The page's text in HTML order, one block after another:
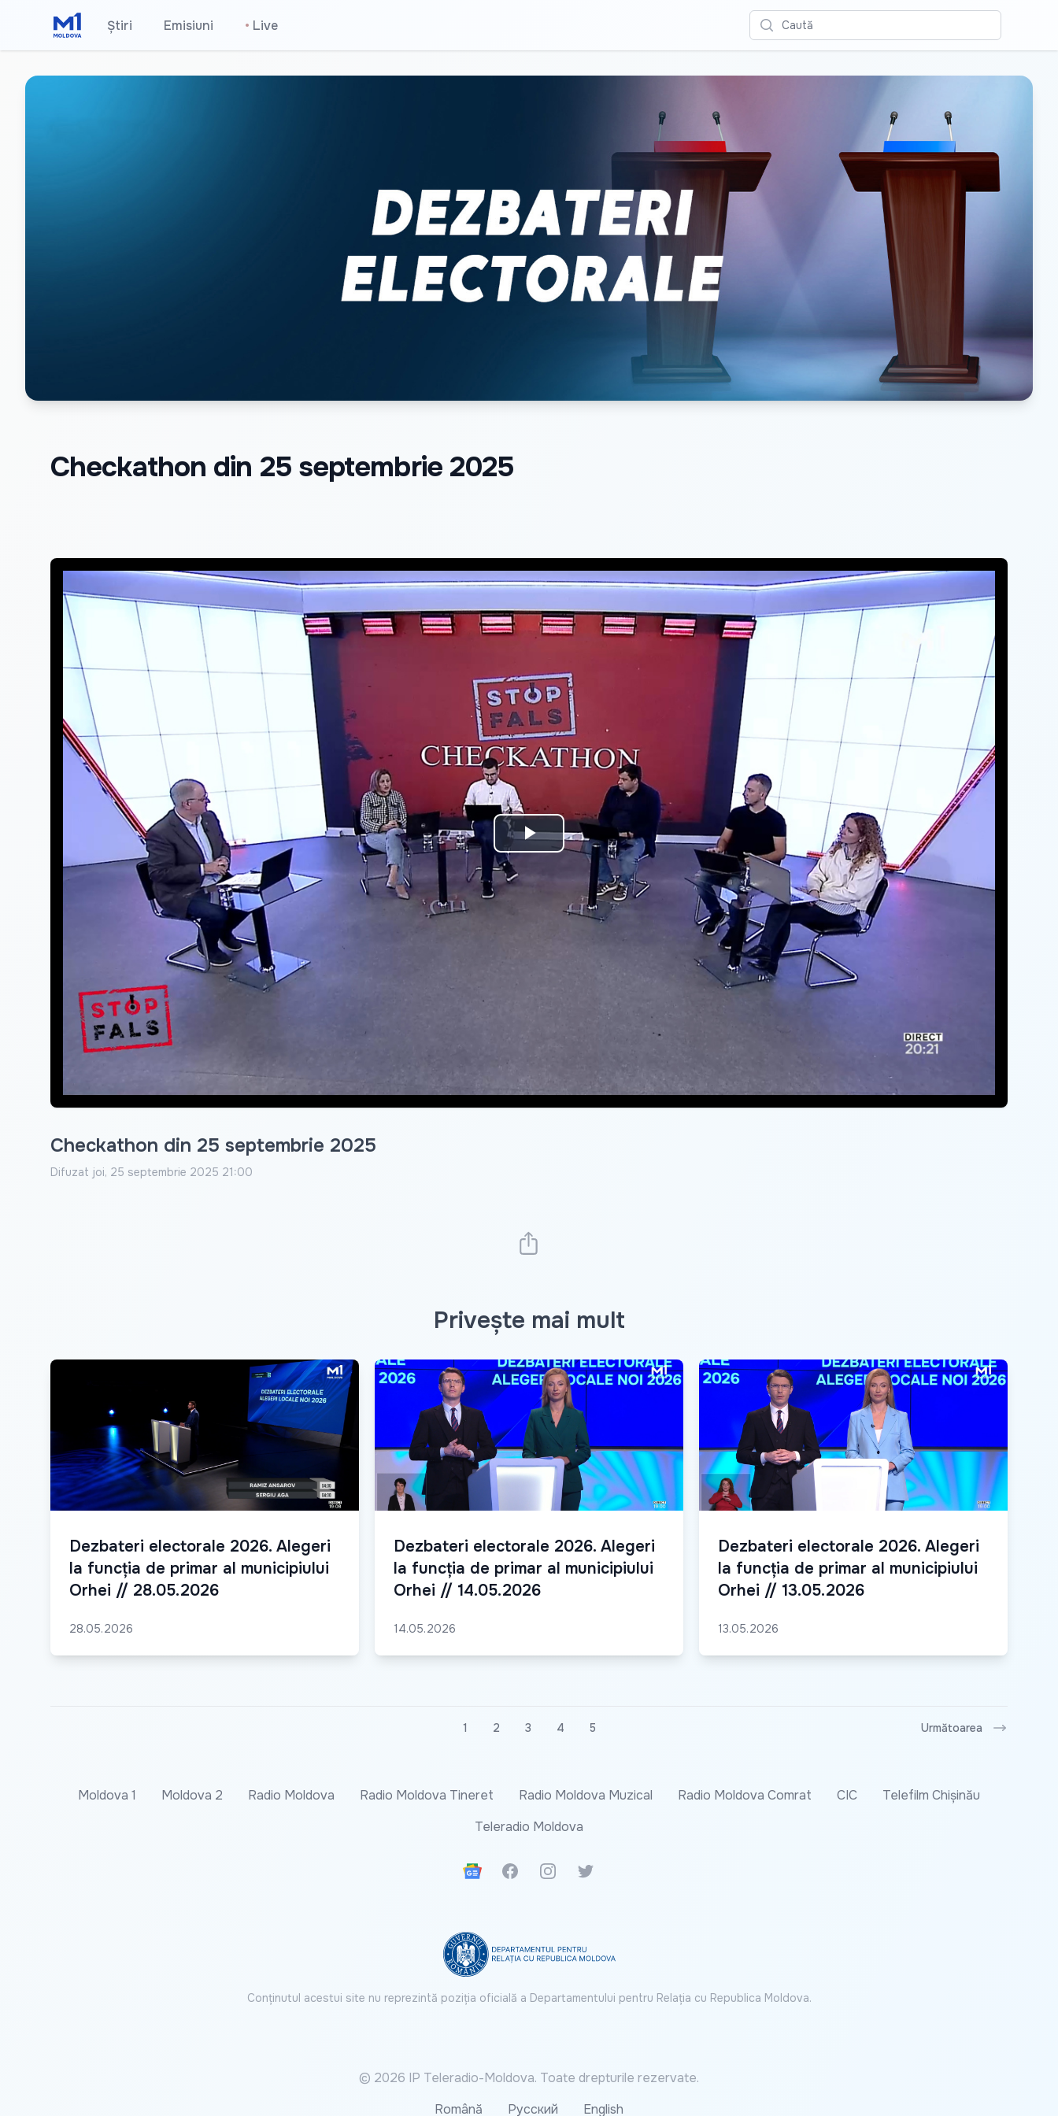
Știri Emisiuni • Live Caută
Checkathon din 25 septembrie 2025
Play
Video
Checkathon din 25 septembrie 2025
Difuzat joi, 25 septembrie 2025 21:00
Privește mai mult
Dezbateri electorale 2026. Alegeri
la funcția de primar al municipiului
Orhei // 28.05.2026
28.05.2026
Dezbateri electorale 2026. Alegeri
la funcția de primar al municipiului
Orhei // 14.05.2026
14.05.2026
Dezbateri electorale 2026. Alegeri
la funcția de primar al municipiului
Orhei // 13.05.2026
13.05.2026
1 2 3 4 5 Următoarea
Moldova 1 Moldova 2 Radio Moldova Radio Moldova Tineret Radio Moldova Muzical Radio Moldova Comrat CIC
Telefilm Chișinău
Teleradio Moldova
Google News
FacebookInstagramTwitter
Conținutul acestui site nu reprezintă poziția oficială a Departamentului pentru Relația cu Republica Moldova.
© 2026 IP Teleradio-Moldova. Toate drepturile rezervate.
Română
Русский English